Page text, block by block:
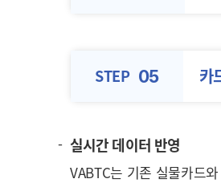
STEP 05 카
실시간 데이터 반영
VABTC는 기존 실물카드